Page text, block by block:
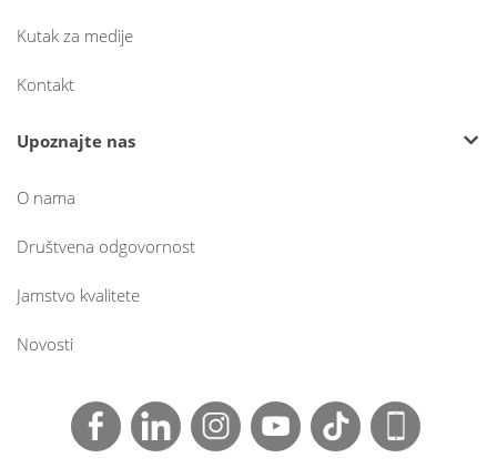
Kutak za medije
Kontakt
Upoznajte nas
O nama
Društvena odgovornost
Jamstvo kvalitete
Novosti